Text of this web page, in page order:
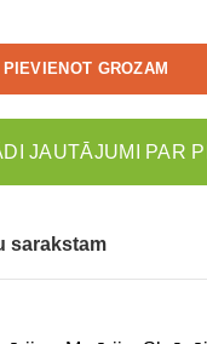
PIEVIENOT GROZAM
JAUTĀJUMI PAR
sarakstam